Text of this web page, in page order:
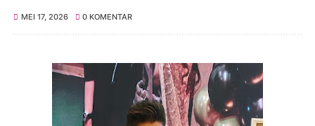
MEI 17, 2026 0 KOMENTAR